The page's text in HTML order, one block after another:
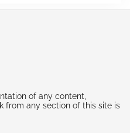
of any content,
from any section of this site is